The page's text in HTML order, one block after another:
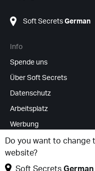
Do you want to
website?
Soft Secrets German
Soft Secrets German
Info
Spende uns
Über Soft Secrets
Datenschutz
Arbeitsplatz
Werbung
RSS Feeds
Cookies ändern